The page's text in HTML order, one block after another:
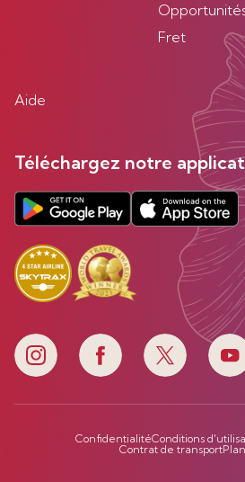
Fret
Aide
Téléchargez notre
ConfidentialitéConditions
Contrat de transport